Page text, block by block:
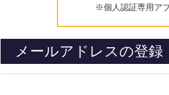
※個人認証専用ア
メールアドレスの登録